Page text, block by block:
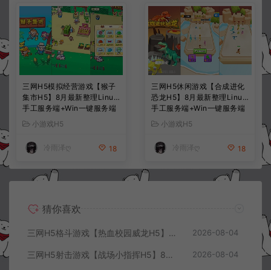
三网H5模拟经营游戏【猴子
集市H5】8月最新整理Linux
手工服务端+Win一键服务端
+解压即玩+简易安卓客户端
+详细搭建教程
小游戏H5
冷雨泽ღ 18
三网H5休闲游戏【合成进化
恐龙H5】8月最新整理Linux
手工服务端+Win一键服务端
+解压即玩+简易安卓客户端
+详细搭建教程
小游戏H5
冷雨泽ღ 18
猜你喜欢
三网H5格斗游戏【热血校园威龙H5】8月最新整理Linux手工服务端+Win一键服务端+解压即玩+简易安卓客户端+详细搭建教程 2026-08-04
三网H5射击游戏【战场小指挥H5】8月最新整理Linux手工服务端+Win一键服务端+解压即玩+简易安卓客户端+详细搭建教程 2026-08-04